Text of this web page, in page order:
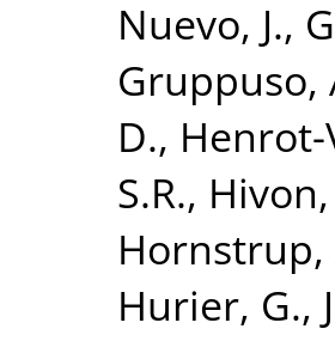
Nuevo, J.,
Gruppuso,
D., Henrot-
S.R., Hivon,
Hornstrup,
Hurier, G.,